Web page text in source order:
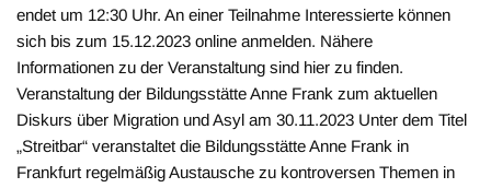
endet um 12:30 Uhr. An einer Teilnahme Interessierte können
sich bis zum 15.12.2023 online anmelden. Nähere
Informationen zu der Veranstaltung sind hier zu finden.
Veranstaltung der Bildungsstätte Anne Frank zum aktuellen
Diskurs über Migration und Asyl am 30.11.2023 Unter dem Titel
„Streitbar“ veranstaltet die Bildungsstätte Anne Frank in
Frankfurt regelmäßig Austausche zu kontroversen Themen in